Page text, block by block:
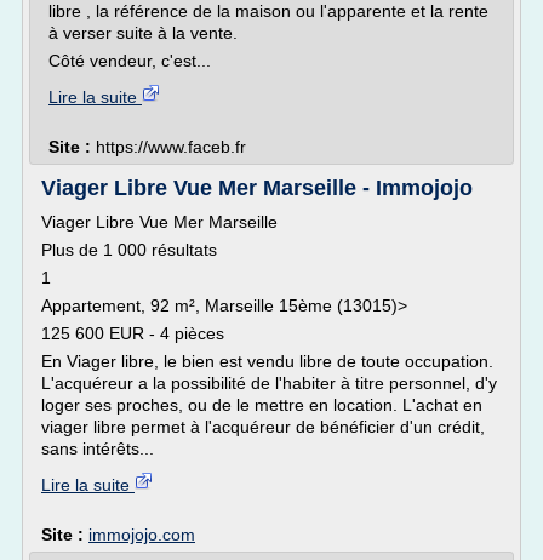
libre , la référence de la maison ou l'apparente et la rente
à verser suite à la vente.
Côté vendeur, c'est...
Lire la suite
Site : https://www.faceb.fr
Viager Libre Vue Mer Marseille - Immojojo
Viager Libre Vue Mer Marseille
Plus de 1 000 résultats
1
Appartement, 92 m², Marseille 15ème (13015)>
125 600 EUR - 4 pièces
En Viager libre, le bien est vendu libre de toute occupation.
L'acquéreur a la possibilité de l'habiter à titre personnel, d'y
loger ses proches, ou de le mettre en location. L'achat en
viager libre permet à l'acquéreur de bénéficier d'un crédit,
sans intérêts...
Lire la suite
Site : immojojo.com